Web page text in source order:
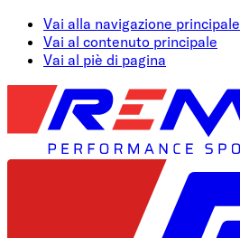
Vai alla navigazione principale
Vai al contenuto principale
Vai al piè di pagina